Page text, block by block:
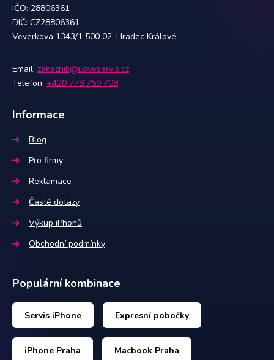
IČO: 28806361
DIČ: CZ28806361
Veverkova 1343/1 500 02, Hradec Králové
Email: zakaznik@iloveservis.cz
Telefon: +420 778 759 708
Informace
Blog
Pro firmy
Reklamace
Časté dotazy
Výkup iPhonů
Obchodní podmínky
Populární kombinace
Servis iPhone Expresní pobočky
iPhone Praha Macbook Praha